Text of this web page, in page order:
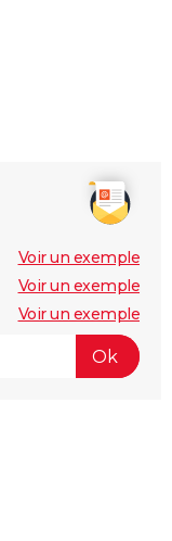
Voir un exemple
Voir un exemple
Voir un exemple